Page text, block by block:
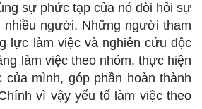
sự phức tạp của nó đòi hỏi sự
nhiều người. Những người tham
lực làm việc và nghiên cứu độc
làm việc theo nhóm, thực hiện
của mình, góp phần hoàn thành
vì vậy yếu tố làm việc theo